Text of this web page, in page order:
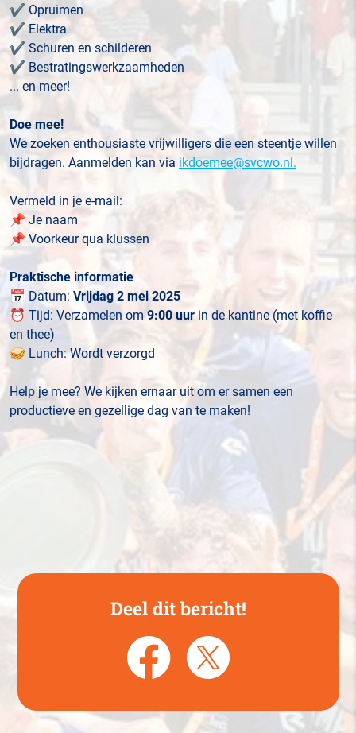
✔ Opruimen
✔ Elektra
✔ Schuren en schilderen
✔ Bestratingswerkzaamheden
... en meer!
Doe mee!
We zoeken enthousiaste vrijwilligers die een steentje willen
bijdragen. Aanmelden kan via ikdoemee@svcwo.nl.
Vermeld in je e-mail:
📌 Je naam
📌 Voorkeur qua klussen
Praktische informatie
📅 Datum: Vrijdag 2 mei 2025
⏰ Tijd: Verzamelen om 9:00 uur in de kantine (met koffie
en thee)
🥪 Lunch: Wordt verzorgd
Help je mee? We kijken ernaar uit om er samen een
productieve en gezellige dag van te maken!
Deel dit bericht!